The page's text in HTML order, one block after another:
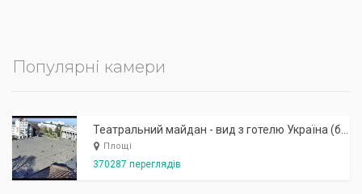
Популярні камери
Площі
370287 переглядів